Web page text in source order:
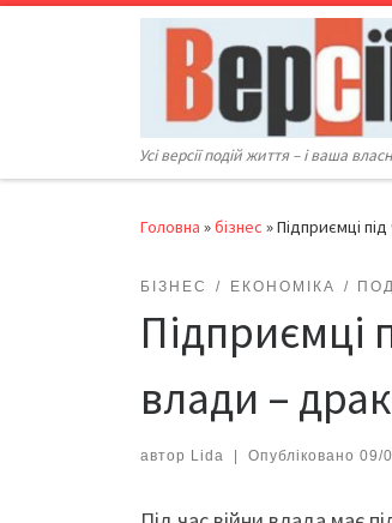
Перейти до вмісту
Усі версії подій життя – і ваша
Головна »бізнес »Підприємці
БІЗНЕС ЕКОНОМІКА
Підприємці
влади –
автор Lida Опубліковано 09/